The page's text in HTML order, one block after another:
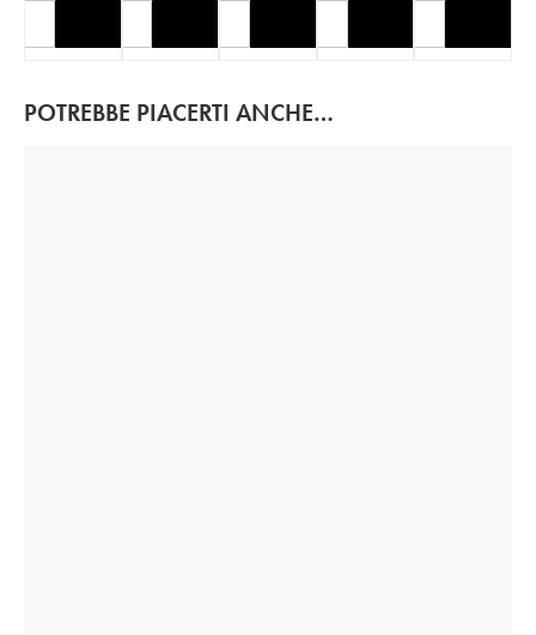
POTREBBE PIACERTI ANCHE…